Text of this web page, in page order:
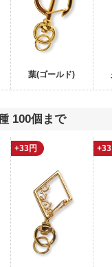
葉(ゴールド)
100個まで
+33円 +33